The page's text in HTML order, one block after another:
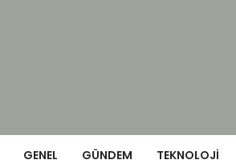
GENEL GÜNDEM TEKNOLOJI